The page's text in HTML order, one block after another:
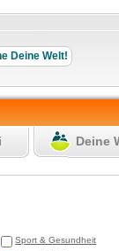
Deine
Sport & Gesundheit